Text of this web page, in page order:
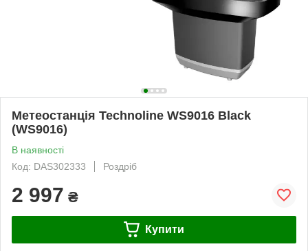
Метеостанція Technoline WS9016 Black
(WS9016)
В наявності
Код: DAS302333
Роздріб
2 997 ₴
Купити